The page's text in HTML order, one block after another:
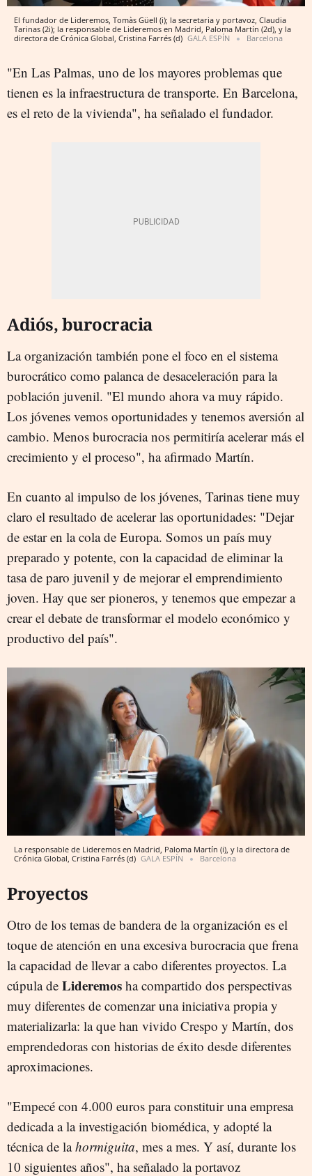
El fundador de Lideremos, Tomàs Güell (i); la secretaria y portavoz, Claudia
Tarinas (2i); la responsable de Lideremos en Madrid, Paloma Martín (2d), y la
directora de Crónica Global, Cristina Farrés (d) GALA ESPÍN Barcelona
"En Las Palmas, uno de los mayores problemas que
tienen es la infraestructura de transporte. En Barcelona,
es el reto de la vivienda", ha señalado el fundador.
Adiós, burocracia
La organización también pone el foco en el sistema
burocrático como palanca de desaceleración para la
población juvenil. "El mundo ahora va muy rápido.
Los jóvenes vemos oportunidades y tenemos aversión al
cambio. Menos burocracia nos permitiría acelerar más el
crecimiento y el proceso", ha afirmado Martín.
En cuanto al impulso de los jóvenes, Tarinas tiene muy
claro el resultado de acelerar las oportunidades: "Dejar
de estar en la cola de Europa. Somos un país muy
preparado y potente, con la capacidad de eliminar la
tasa de paro juvenil y de mejorar el emprendimiento
joven. Hay que ser pioneros, y tenemos que empezar a
crear el debate de transformar el modelo económico y
productivo del país".
La responsable de Lideremos en Madrid, Paloma Martín (i), y la directora de
Crónica Global, Cristina Farrés (d) GALA ESPÍN Barcelona
Proyectos
Otro de los temas de bandera de la organización es el
toque de atención en una excesiva burocracia que frena
la capacidad de llevar a cabo diferentes proyectos. La
cúpula de Lideremos ha compartido dos perspectivas
muy diferentes de comenzar una iniciativa propia y
materializarla: la que han vivido Crespo y Martín, dos
emprendedoras con historias de éxito desde diferentes
aproximaciones.
"Empecé con 4.000 euros para constituir una empresa
dedicada a la investigación biomédica, y adopté la
técnica de lahormiguita, mes a mes. Y así, durante los
10 siguientes años", ha señalado la portavoz